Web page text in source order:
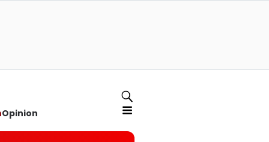
Opinion